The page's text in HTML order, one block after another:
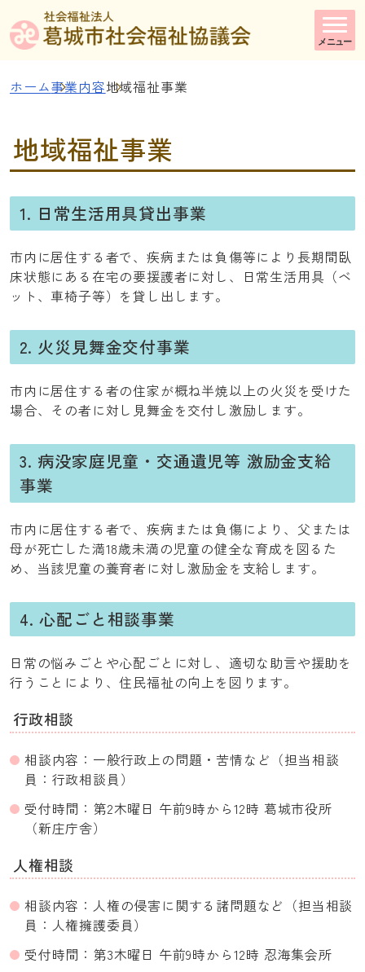
メニュー
ホーム事業内容地域福祉事業
地域福祉事業
1. 日常生活用具貸出事業
市内に居住する者で、疾病または負傷等により長期間臥
床状態にある在宅の要援護者に対し、日常生活用具（ベ
ット、車椅子等）を貸し出します。
2. 火災見舞金交付事業
市内に居住する者の住家が概ね半焼以上の火災を受けた
場合、その者に対し見舞金を交付し激励します。
3. 病没家庭児童・交通遺児等 激励金支給
事業
市内に居住する者で、疾病または負傷により、父または
母が死亡した満18歳未満の児童の健全な育成を図るた
め、当該児童の養育者に対し激励金を支給します。
4. 心配ごと相談事業
日常の悩みごとや心配ごとに対し、適切な助言や援助を
行うことにより、住民福祉の向上を図ります。
行政相談
相談内容：一般行政上の問題・苦情など（担当相談
員：行政相談員）
受付時間：第2木曜日 午前9時から12時 葛城市役所
（新庄庁舎）
人権相談
相談内容：人権の侵害に関する諸問題など（担当相談
員：人権擁護委員）
受付時間：第3木曜日 午前9時から12時 忍海集会所